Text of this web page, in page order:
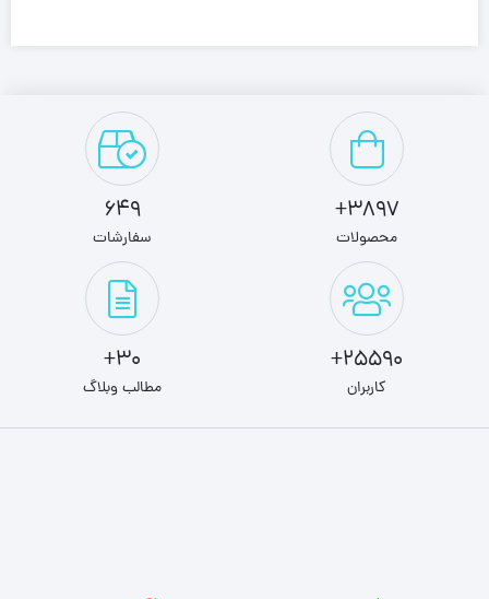
3897+
محصولات
649
سفارشات
25590+
کاربران
30+
مطالب وبلاگ